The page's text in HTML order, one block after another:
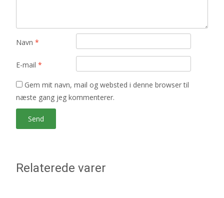
Navn *
E-mail *
Gem mit navn, mail og websted i denne browser til
næste gang jeg kommenterer.
Relaterede varer